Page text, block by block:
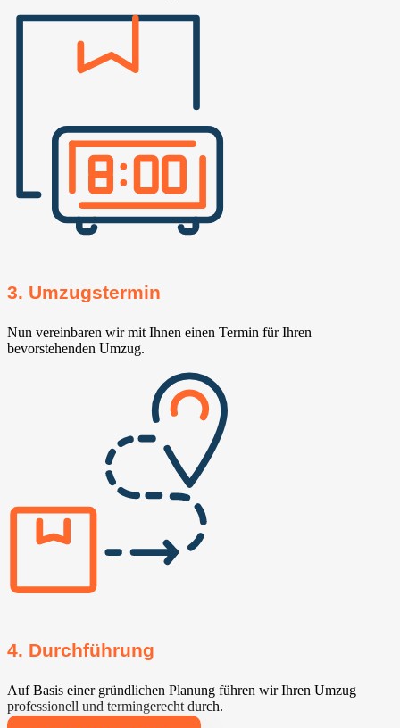
3. Umzugstermin
Nun vereinbaren wir mit Ihnen einen Termin für Ihren
bevorstehenden Umzug.
4. Durchführung
Auf Basis einer gründlichen Planung führen wir Ihren Umzug
professionell und termingerecht durch.